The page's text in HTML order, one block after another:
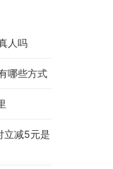
人吗
哪些方式
立减5元是